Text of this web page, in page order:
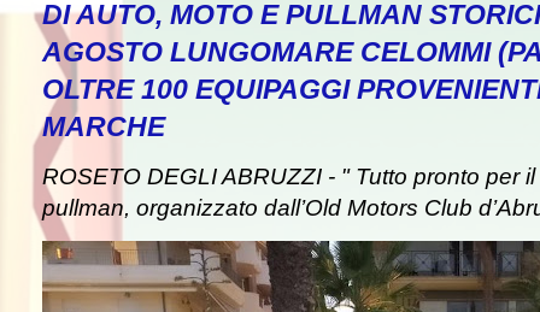
DI AUTO, MOTO E PULLMAN
AGOSTO LUNGOMARE CELOMMI
OLTRE 100 EQUIPAGGI
MARCHE
ROSETO DEGLI ABRUZZI - " Tutto pronto per
pullman, organizzato dall’Old Motors Club